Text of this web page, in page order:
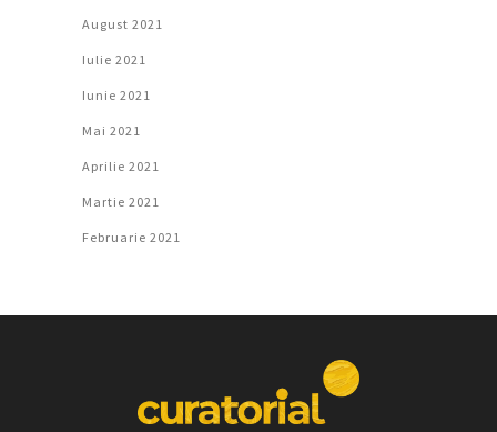
August 2021
Iulie 2021
Iunie 2021
Mai 2021
Aprilie 2021
Martie 2021
Februarie 2021